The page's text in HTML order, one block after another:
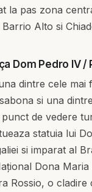
la pas zona
Alto si
Dom Pedro IV /
dintre cele mai
si una
de vedere
statuia lui
si imparat al
Dona
Rossio, o cladire